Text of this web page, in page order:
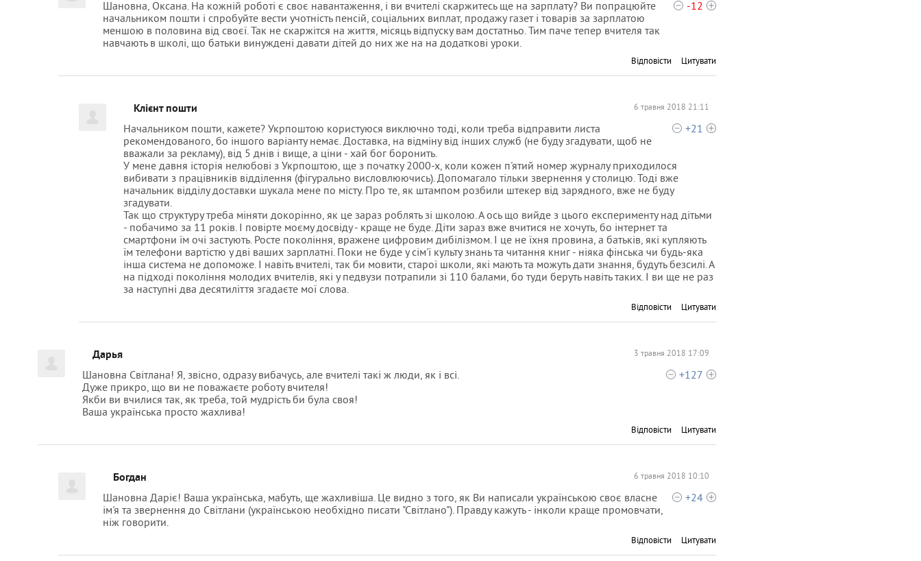
-12
Шановна, Оксана. На кожній роботі є своє навантаження, і ви вчителі скаржитесь ще на зарплату? Ви попрацюйте
начальником пошти і спробуйте вести учотність пенсій, соціальних виплат, продажу газет і товарів за зарплатою
меншою в половина від своєї. Так не скаржітся на життя, місяць відпуску вам достатньо. Тим паче тепер вчителя так
навчають в школі, що батьки винуждені давати дітей до них же на на додаткові уроки.
Відповісти Цитувати
Клієнт пошти 6 травня 2018 21:11
+21
Начальником пошти, кажете? Укрпоштою користуюся виключно тоді, коли треба відправити листа
рекомендованого, бо іншого варіанту немає. Доставка, на відміну від інших служб (не буду згадувати, щоб не
вважали за рекламу), від 5 днів і вище, а ціни - хай бог боронить.
У мене давня історія нелюбові з Укрпоштою, ще з початку 2000-х, коли кожен п'ятий номер журналу приходилося
вибивати з працівників відділення (фігурально висловлюючись). Допомагало тільки звернення у столицю. Тоді вже
начальник відділу доставки шукала мене по місту. Про те, як штампом розбили штекер від зарядного, вже не буду
згадувати.
Так що структуру треба міняти докорінно, як це зараз роблять зі школою. А ось що вийде з цього експерименту над дітьми
- побачимо за 11 років. І повірте моєму досвіду - краще не буде. Діти зараз вже вчитися не хочуть, бо інтернет та
смартфони їм очі застують. Росте покоління, вражене цифровим дибілізмом. І це не їхня провина, а батьків, які купляють
їм телефони вартістю у дві ваших зарплатні. Поки не буде у сім'ї культу знань та читання книг - ніяка фінська чи будь-яка
інша система не допоможе. І навіть вчителі, так би мовити, старої школи, які мають та можуть дати знання, будуть безсилі. А
на підході покоління молодих вчителів, які у педвузи потрапили зі 110 балами, бо туди беруть навіть таких. І ви ще не раз
за наступні два десятиліття згадаєте мої слова.
Відповісти Цитувати
Дарья 3 травня 2018 17:09
+127
Шановна Світлана! Я, звісно, одразу вибачусь, але вчителі такі ж люди, як і всі.
Дуже прикро, що ви не поважаєте роботу вчителя!
Якби ви вчилися так, як треба, той мудрість би була своя!
Ваша українська просто жахлива!
Відповісти Цитувати
Богдан 6 травня 2018 10:10
+24
Шановна Даріє! Ваша українська, мабуть, ще жахливіша. Це видно з того, як Ви написали українською своє власне
ім'я та звернення до Світлани (українською необхідно писати "Світлано"). Правду кажуть - інколи краще промовчати,
ніж говорити.
Відповісти Цитувати